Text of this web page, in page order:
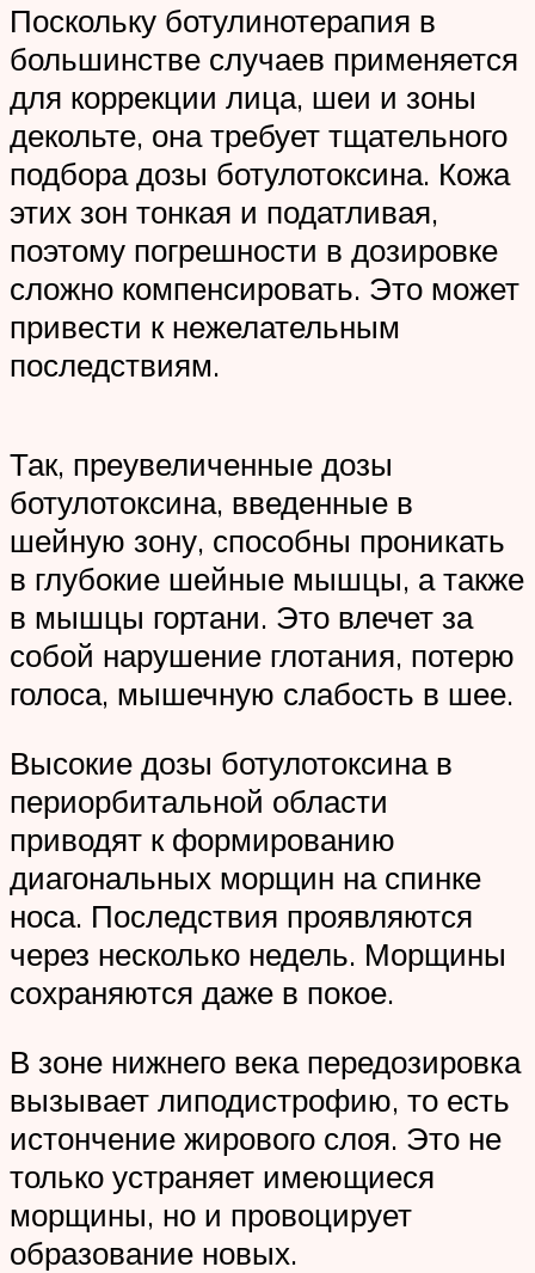
Поскольку ботулинотерапия в
большинстве случаев применяется
для коррекции лица, шеи и зоны
декольте, она требует тщательного
подбора дозы ботулотоксина. Кожа
этих зон тонкая и податливая,
поэтому погрешности в дозировке
сложно компенсировать. Это может
привести к нежелательным
последствиям.
Так, преувеличенные дозы
ботулотоксина, введенные в
шейную зону, способны проникать
в глубокие шейные мышцы, а также
в мышцы гортани. Это влечет за
собой нарушение глотания, потерю
голоса, мышечную слабость в шее.
Высокие дозы ботулотоксина в
периорбитальной области
приводят к формированию
диагональных морщин на спинке
носа. Последствия проявляются
через несколько недель. Морщины
сохраняются даже в покое.
В зоне нижнего века передозировка
вызывает липодистрофию, то есть
истончение жирового слоя. Это не
только устраняет имеющиеся
морщины, но и провоцирует
образование новых.